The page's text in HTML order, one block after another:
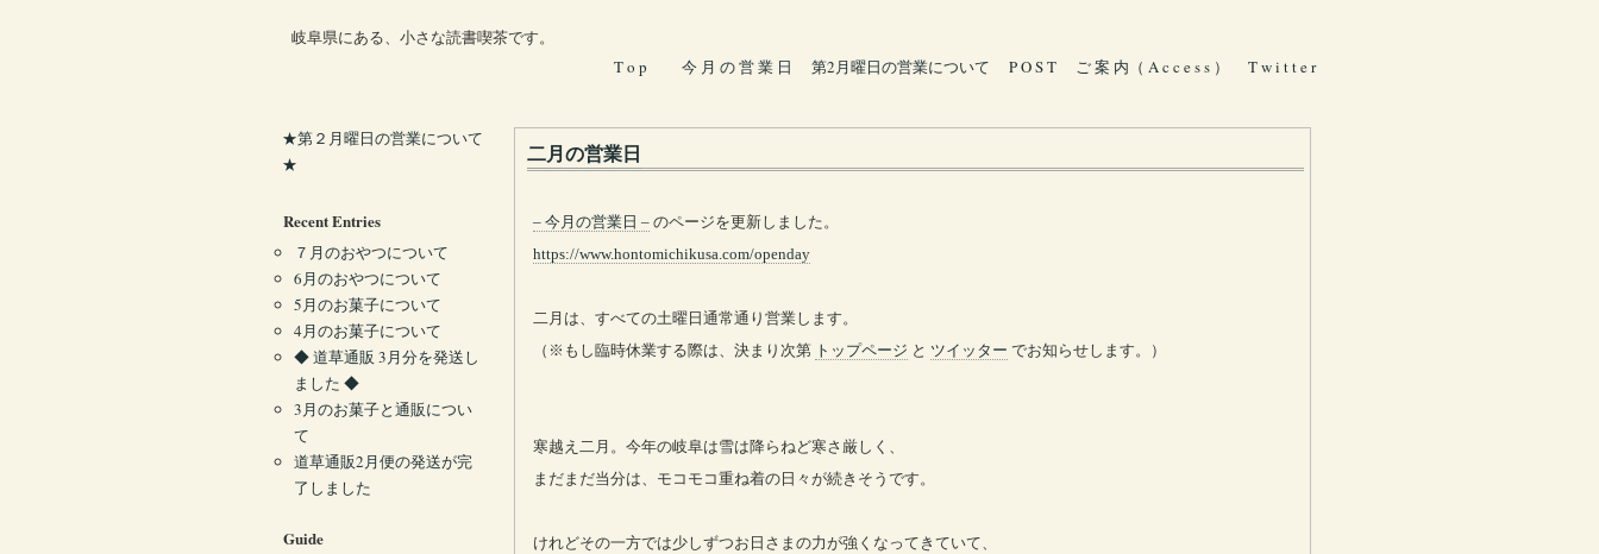
岐阜県にある、小さな読書喫茶です。
T o p
今 月 の 営 業 日 第2月曜日の営業について P O S T ご 案 内（ A c c e s s ） T w i t t e r
二月の営業日
– 今月の営業日 – のページを更新しました。
https://www.hontomichikusa.com/openday
二月は、すべての土曜日通常通り営業します。
（※もし臨時休業する際は、決まり次第 トップページ と ツイッター でお知らせします。）
寒越え二月。今年の岐阜は雪は降らねど寒さ厳しく、
まだまだ当分は、モコモコ重ね着の日々が続きそうです。
けれどその一方では少しずつお日さまの力が強くなってきていて、
★第２月曜日の営業について
★
Recent Entries
７月のおやつについて
6月のおやつについて
5月のお菓子について
4月のお菓子について
◆ 道草通販 3月分を発送し
ました ◆
3月のお菓子と通販につい
て
道草通販2月便の発送が完
了しました
Guide